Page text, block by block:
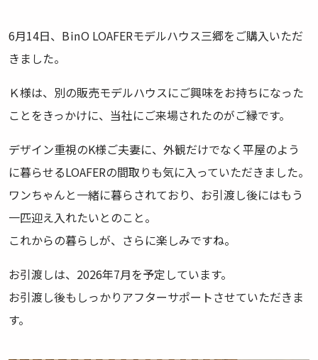
6月14日、B㏌O LOAFERモデルハウス三郷をご購入いただ
きました。
Ｋ様は、別の販売モデルハウスにご興味をお持ちになった
ことをきっかけに、当社にご来場されたのがご縁です。
デザイン重視のK様ご夫妻に、外観だけでなく平屋のよう
に暮らせるLOAFERの間取りも気に入っていただきました。
ワンちゃんと一緒に暮らされており、お引渡し後にはもう
一匹迎え入れたいとのこと。
これからの暮らしが、さらに楽しみですね。
お引渡しは、2026年7月を予定しています。
お引渡し後もしっかりアフターサポートさせていただきま
す。